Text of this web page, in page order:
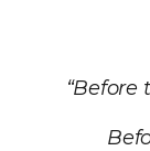
“Before